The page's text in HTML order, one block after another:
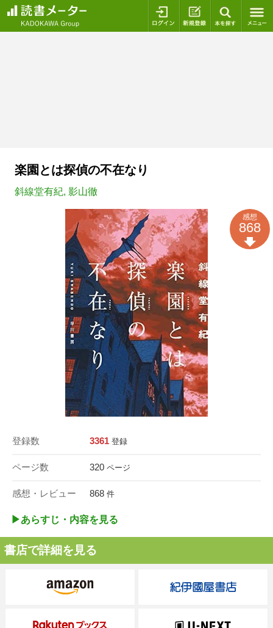
ログイン 新規登録
楽園とは探偵の不在なり
斜線堂有紀, 影山徹
登録数 3361 登録
ページ数 320 ページ
感想・レビュー 868 件
感想
868
▶︎あらすじ・内容を見る
書店で詳細を見る